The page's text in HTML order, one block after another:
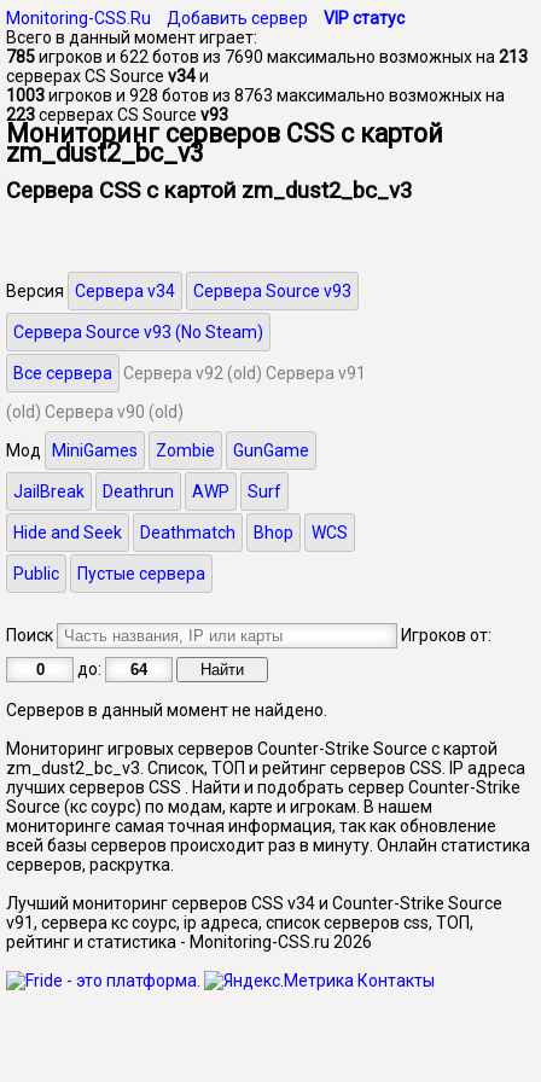
Monitoring-CSS.Ru Добавить сервер
VIP статус
Всего в данный момент играет:
785игроков и 622 ботов из 7690 максимально возможных на 213
серверах CS Source v34и
1003игроков и 928 ботов из 8763 максимально возможных на
223серверах CS Source v93
Мониторинг серверов CSS с картой
zm_dust2_bc_v3
Сервера CSS с картой zm_dust2_bc_v3
Версия Сервера v34 Сервера Source v93
Сервера Source v93 (No Steam)
Все сервера Сервера v92 (old) Сервера v91
(old) Сервера v90 (old)
Мод
MiniGames Zombie GunGame
JailBreak Deathrun AWP Surf
Hide and Seek Deathmatch Bhop WCS
Public Пустые сервера
Поиск
Игроков от:
до:
Серверов в данный момент не найдено.
Мониторинг игровых серверов Counter-Strike Source с картой
zm_dust2_bc_v3. Список, ТОП и рейтинг серверов CSS. IP адреса
лучших серверов CSS . Найти и подобрать сервер Counter-Strike
Source (кс соурс) по модам, карте и игрокам. В нашем
мониторинге самая точная информация, так как обновление
всей базы серверов происходит раз в минуту. Онлайн статистика
серверов, раскрутка.
Лучший мониторинг серверов CSS v34 и Counter-Strike Source
v91, сервера кс соурс, ip адреса, список серверов css, ТОП,
рейтинг и статистика - Monitoring-CSS.ru 2026
Контакты